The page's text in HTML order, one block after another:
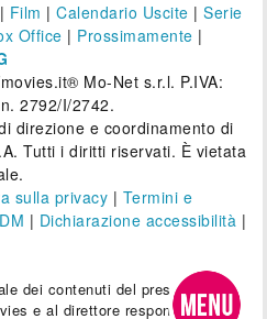
| Film |Calendario Uscite |Serie
Office | Prossimamente |
Mo-Net s.r.l. P.IVA:
2792/I/2742.
direzione e coordinamento di
Tutti i diritti riservati. È vietata
sulla privacy | Termini e
| Dichiarazione accessibilità |
dei contenuti del presente sito
e al direttore responsabile.